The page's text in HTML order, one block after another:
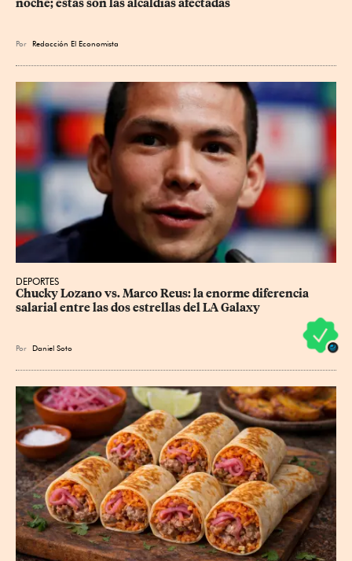
noche; estas son las alcaldías afectadas
Por Redacción El Economista
DEPORTES
Chucky Lozano vs. Marco Reus: la enorme diferencia
salarial entre las dos estrellas del LA Galaxy
Por Daniel Soto